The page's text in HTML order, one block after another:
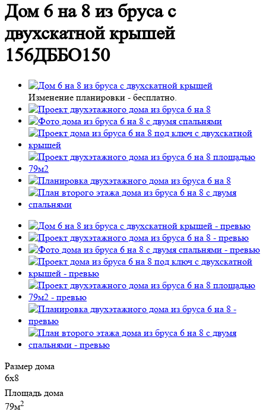
Дом 6 на 8 из бруса с
двухскатной крышей
156ДББО150
Изменение планировки - бесплатно
Размер дома
6х8
Площадь дома
79м2